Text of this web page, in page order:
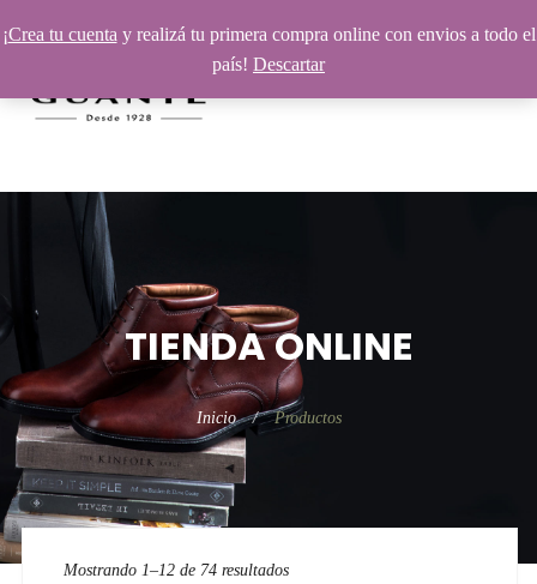
TIENDA ONLINE
Inicio Productos
Mostrando 1–12 de 74 resultados
¡Crea tu cuenta y realizá tu primera compra online con envios a todo el
país! Descartar